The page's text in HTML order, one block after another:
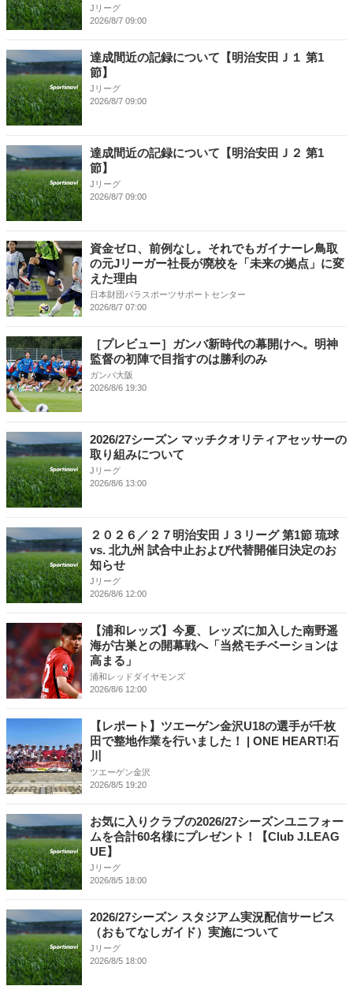
Jリーグ
2026/8/7 09:00
達成間近の記録について【明治安田Ｊ１ 第1
節】
Jリーグ
2026/8/7 09:00
達成間近の記録について【明治安田Ｊ２ 第1
節】
Jリーグ
2026/8/7 09:00
資金ゼロ、前例なし。それでもガイナーレ鳥取
の元Jリーガー社長が廃校を「未来の拠点」に変
えた理由
日本財団パラスポーツサポートセンター
2026/8/7 07:00
［プレビュー］ガンバ新時代の幕開けへ。明神
監督の初陣で目指すのは勝利のみ
ガンバ大阪
2026/8/6 19:30
2026/27シーズン マッチクオリティアセッサーの
取り組みについて
Jリーグ
2026/8/6 13:00
２０２６／２７明治安田Ｊ３リーグ 第1節 琉球
vs. 北九州 試合中止および代替開催日決定のお
知らせ
Jリーグ
2026/8/6 12:00
【浦和レッズ】今夏、レッズに加入した南野遥
海が古巣との開幕戦へ「当然モチベーションは
高まる」
浦和レッドダイヤモンズ
2026/8/6 12:00
【レポート】ツエーゲン金沢U18の選手が千枚
田で整地作業を行いました！ | ONE HEART!石
川
ツエーゲン金沢
2026/8/5 19:20
お気に入りクラブの2026/27シーズンユニフォー
ムを合計60名様にプレゼント！【Club J.LEAG
UE】
Jリーグ
2026/8/5 18:00
2026/27シーズン スタジアム実況配信サービス
（おもてなしガイド）実施について
Jリーグ
2026/8/5 18:00